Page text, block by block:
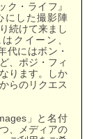
ク・ライフ』
にした撮影陣
続けて来まし
クイーン、
代にはボン・
、ポジ・フィ
ります。しか
らのリクエス
」と名付
、メディアの